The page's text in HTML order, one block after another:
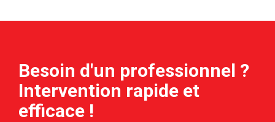
Besoin d'un professionnel ?
Intervention rapide et
efficace !